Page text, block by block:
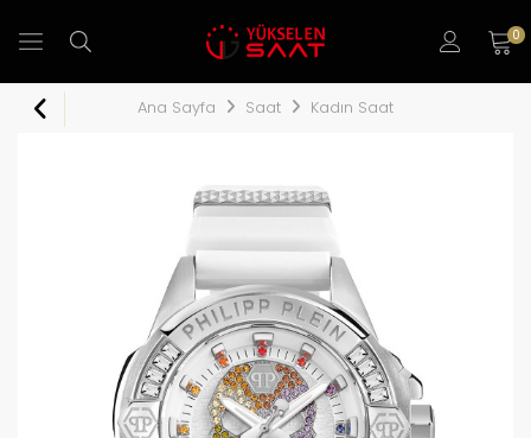
0
Ana Sayfa Saat Kadın Saat